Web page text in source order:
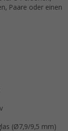
Paare oder einen
(Ø7,9/9,5 mm)